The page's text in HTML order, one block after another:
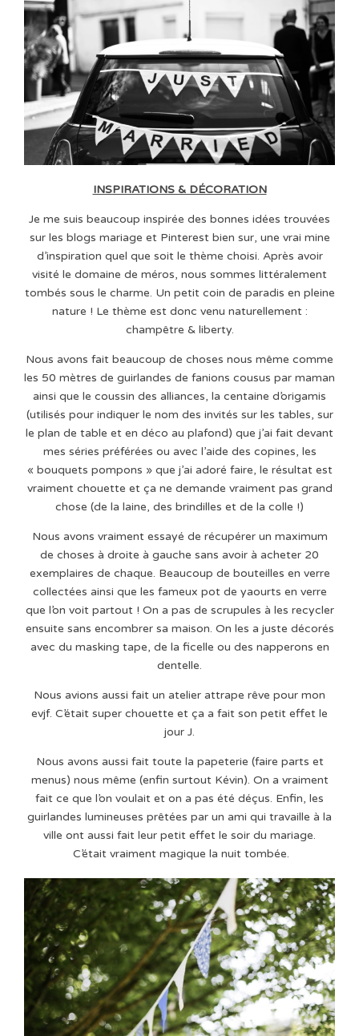
INSPIRATIONS & DÉCORATION
Je me suis beaucoup inspirée des bonnes idées trouvées
sur les blogs mariage et Pinterest bien sur, une vrai mine
d’inspiration quel que soit le thème choisi. Après avoir
visité le domaine de méros, nous sommes littéralement
tombés sous le charme. Un petit coin de paradis en pleine
nature ! Le thème est donc venu naturellement :
champêtre & liberty.
Nous avons fait beaucoup de choses nous même comme
les 50 mètres de guirlandes de fanions cousus par maman
ainsi que le coussin des alliances, la centaine d’origamis
(utilisés pour indiquer le nom des invités sur les tables, sur
le plan de table et en déco au plafond) que j’ai fait devant
mes séries préférées ou avec l’aide des copines, les
« bouquets pompons » que j’ai adoré faire, le résultat est
vraiment chouette et ça ne demande vraiment pas grand
chose (de la laine, des brindilles et de la colle !)
Nous avons vraiment essayé de récupérer un maximum
de choses à droite à gauche sans avoir à acheter 20
exemplaires de chaque. Beaucoup de bouteilles en verre
collectées ainsi que les fameux pot de yaourts en verre
que l’on voit partout ! On a pas de scrupules à les recycler
ensuite sans encombrer sa maison. On les a juste décorés
avec du masking tape, de la ficelle ou des napperons en
dentelle.
Nous avions aussi fait un atelier attrape rêve pour mon
evjf. C’était super chouette et ça a fait son petit effet le
jour J.
Nous avons aussi fait toute la papeterie (faire parts et
menus) nous même (enfin surtout Kévin). On a vraiment
fait ce que l’on voulait et on a pas été déçus. Enfin, les
guirlandes lumineuses prêtées par un ami qui travaille à la
ville ont aussi fait leur petit effet le soir du mariage.
C’était vraiment magique la nuit tombée.